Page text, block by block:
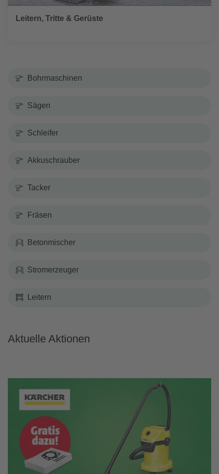
Leitern, Tritte & Gerüste
Bohrmaschinen
Sägen
Schleifer
Akkuschrauber
Tacker
Fräsen
Betonmischer
Stromerzeuger
Leitern
Aktuelle Aktionen